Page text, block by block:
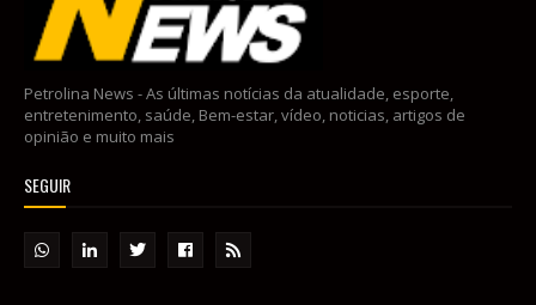
Petrolina News - As últimas notícias da atualidade, esporte,
entretenimento, saúde, Bem-estar, vídeo, noticias, artigos de
opinião e muito mais
SEGUIR